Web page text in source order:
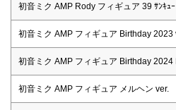
初音ミク AMP Rody フィギュア 39 ｻﾝｷｭ
初音ミク AMP フィギュア Birthday 2023
初音ミク AMP フィギュア Birthday 2024
初音ミク AMP フィギュア メルヘン ver.